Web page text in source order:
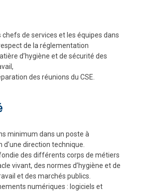
de services et les équipes dans
de la réglementation
d’hygiène et de sécurité des
des réunions du CSE.
minimum dans un poste à
direction technique.
des différents corps de métiers
vivant, des normes d’hygiène et de
et des marchés publics.
numériques : logiciels et